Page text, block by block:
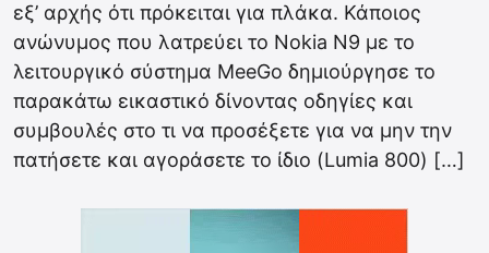
εξ’ αρχής ότι πρόκειται για πλάκα. Κάποιος
ανώνυμος που λατρεύει το Nokia N9 με το
λειτουργικό σύστημα MeeGo δημιούργησε το
παρακάτω εικαστικό δίνοντας οδηγίες και
συμβουλές στο τι να προσέξετε για να μην την
πατήσετε και αγοράσετε το ίδιο (Lumia 800) […]